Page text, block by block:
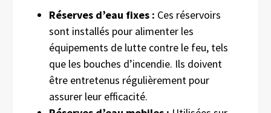
Réserves d’eau fixes : Ces réservoirs
sont installés pour alimenter les
équipements de lutte contre le feu, tels
que les bouches d’incendie. Ils doivent
être entretenus régulièrement pour
assurer leur efficacité.